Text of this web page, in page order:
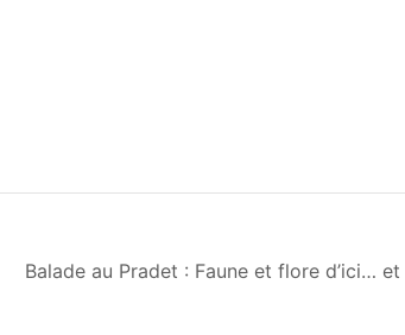
Balade au Pradet : Faune et flore d’ici… et